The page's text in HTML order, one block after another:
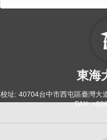
東海
校址: 40704台中市西屯區臺灣大
FAX: